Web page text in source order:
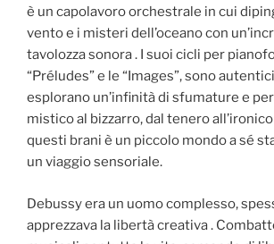
è un capolavoro orchestrale in cui
vento e i misteri dell’oceano con
tavolozza sonora . I suoi cicli per
“Préludes” e le “Images”, sono
esplorano un’infinità di sfumature e
mistico al bizzarro, dal tenero
questi brani è un piccolo mondo a sé
un viaggio sensoriale.
Debussy era un uomo complesso,
apprezzava la libertà creativa .